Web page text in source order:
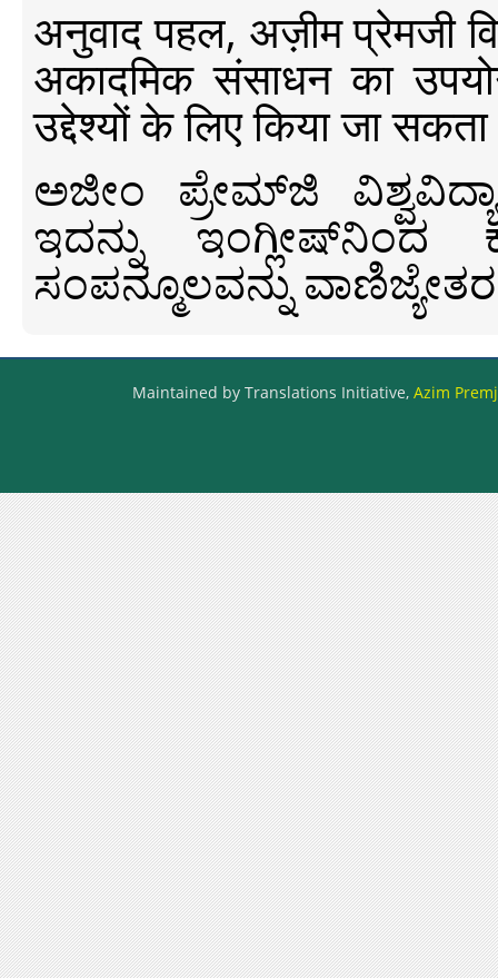
अनुवाद पहल, अज़ीम प्रेमजी
अकादमिक संसाधन का
उद्देश्यों के लिए किया जा
ಅಜೀಂ ಪ್ರೇಮ್‍ಜಿ
ಇದನ್ನು ಇಂಗ್ಲೀಷ್‍ನಿಂದ
ಸಂಪನ್ಮೂಲವನ್ನು
Maintained by Translations Initiative, Azim